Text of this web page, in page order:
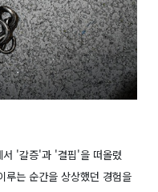
서 '갈증'과 '결핍'을 떠올렸
는 순간을 상상했던 경험을